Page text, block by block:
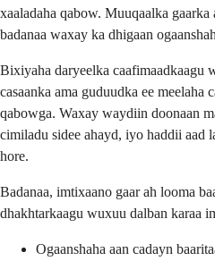
xaaladaha qabow. Muuqaalka
badanaa waxay ka dhigaan
Bixiyaha daryeelka caafimaadkaagu
casaanka ama guduudka ee meelaha
qabowga. Waxay waydiin doonaan
cimiladu sidee ahayd, iyo haddii aad
hore.
Badanaa, imtixaano gaar ah looma
dhakhtarkaagu wuxuu dalban karaa
Ogaanshaha aan cadayn